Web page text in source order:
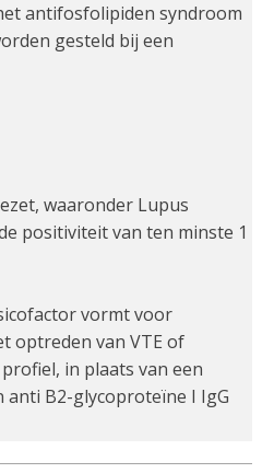
antifosfolipiden syndroom
gesteld bij een
waaronder Lupus
positiviteit van ten minste 1
vormt voor
optreden van VTE of
in plaats van een
B2-glycoproteïne I IgG